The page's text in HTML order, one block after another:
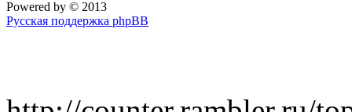
Powered by © 2013
Русская поддержка phpBB